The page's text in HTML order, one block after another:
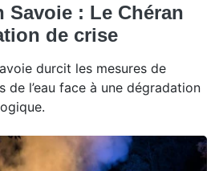
Savoie : Le Chéran
de crise
durcit les mesures de
de l’eau face à une dégradation